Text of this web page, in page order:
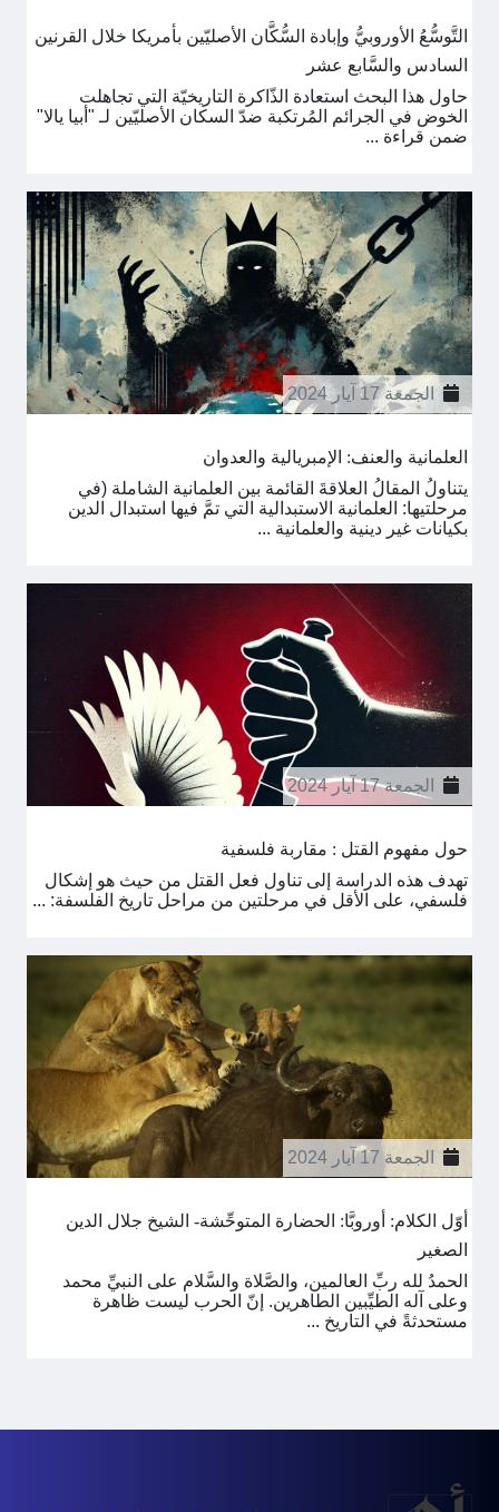
التَّوسُّعُ الأوروبيُّ وإبادة السُّكَّان الأصليّين بأمريكا خلال القرنين
السادس والسَّابع عشر
حاول هذا البحث استعادة الذّاكرة التاريخيّة التي تجاهلت
الخوض في الجرائم المُرتكبة ضدّ السكان الأصليّين لـ "أبيا يالا"
ضمن قراءة ...
الجمعة 17 آيار 2024
العلمانية والعنف: الإمبريالية والعدوان
يتناولُ المقالُ العلاقةَ القائمة بين العلمانية الشاملة (في
مرحلتيها: العلمانية الاستبدالية التي تمَّ فيها استبدال الدين
بكيانات غير دينية والعلمانية ...
الجمعة 17 آيار 2024
حول مفهوم القتل : مقاربة فلسفية
تهدف هذه الدراسة إلى تناول فعل القتل من حيث هو إشكال
فلسفي، على الأقل في مرحلتين من مراحل تاريخ الفلسفة: ...
الجمعة 17 آيار 2024
أوّل الكلام: أوروبَّا: الحضارة المتوحِّشة- الشيخ جلال الدين
الصغير
الحمدُ لله ربِّ العالمين، والصَّلاة والسَّلام على النبيِّ محمد
وعلى آله الطيِّبين الطاهرين. إنّ الحرب ليست ظاهرة
مستحدثةً في التاريخ ...